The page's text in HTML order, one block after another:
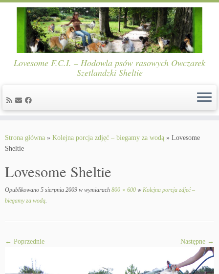
content
Lovesome F.C.I. – Hodowla psów rasowych Owczarek
Szetlandzki Sheltie
Strona główna » Kolejna porcja zdjęć – biegamy za wodą » Lovesome
Sheltie
Lovesome Sheltie
Opublikowano 5 sierpnia 2009 w wymiarach 800 × 600 w Kolejna porcja zdjęć –
biegamy za wodą.
← Poprzednie Następne →